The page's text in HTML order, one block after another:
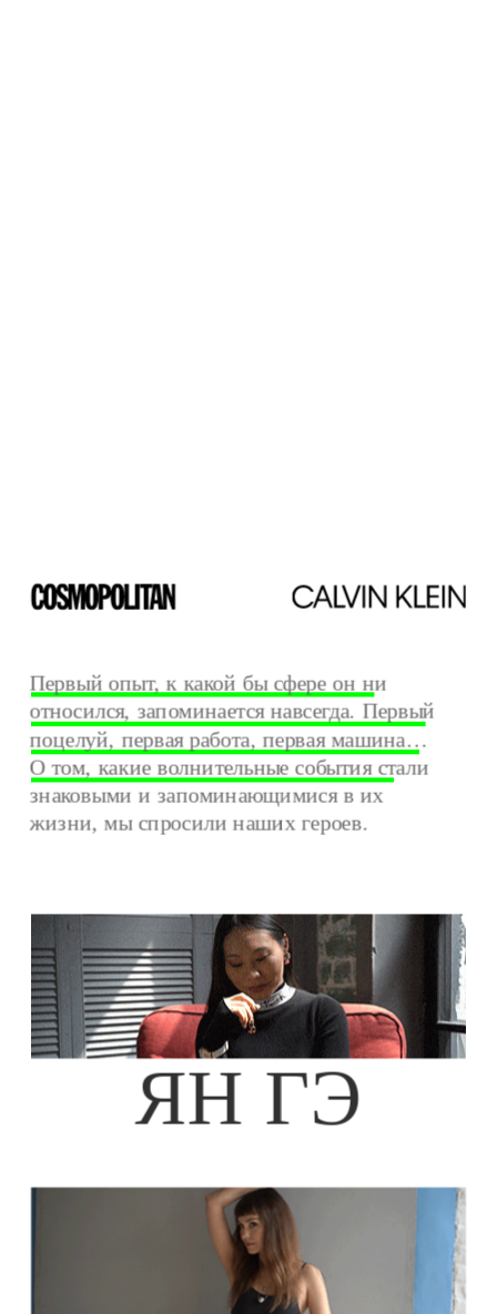
Первый опыт, к какой бы сфере он ни
относился, запоминается навсегда. Первый
поцелуй, первая работа, первая машина…
О том, какие волнительные события стали
знаковыми и запоминающимися в их
жизни, мы спросили наших героев.
ЯН ГЭ